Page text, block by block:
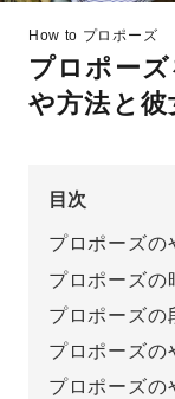
How to プロポーズ
プロポー
や方法と
目次
プロポーズの
プロポーズの
プロポーズの
プロポーズの
プロポーズの
プロポーズサ
スペシャル
プロポーズ
おすすめの
先輩の体験談
プロポーズ知
プロポーズ
アイプリモに
ニュース